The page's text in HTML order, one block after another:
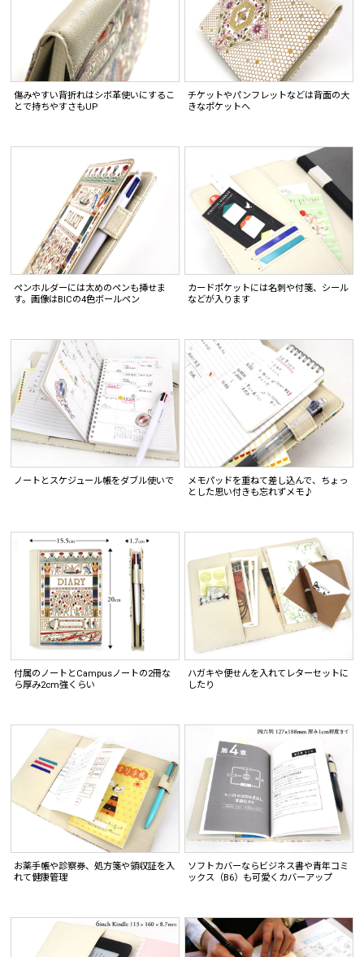
傷みやすい背折れはシボ革使いにするこ
とで持ちやすさもUP
チケットやパンフレットなどは背面の大
きなポケットへ
ペンホルダーには太めのペンも挿せま
す。画像はBICの4色ボールペン
カードポケットには名刺や付箋、シール
などが入ります
ノートとスケジュール帳をダブル使いで
メモパッドを重ねて差し込んで、ちょっ
とした思い付きも忘れずメモ♪
付属のノートとCampusノートの2冊な
ら厚み2cm強くらい
ハガキや便せんを入れてレターセットに
したり
お薬手帳や診察券、処方箋や領収証を入
れて健康管理
ソフトカバーならビジネス書や青年コミ
ックス（B6）も可愛くカバーアップ